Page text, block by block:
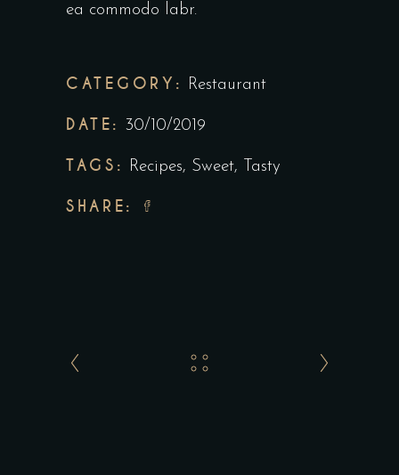
ea commodo labr.
CATEGORY: Restaurant
DATE: 30/10/2019
TAGS: Recipes, Sweet, Tasty
SHARE: